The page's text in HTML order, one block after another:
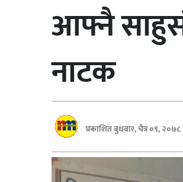
सुदूरपश्चिम
आफ्नै
नाटक
प्रकाशित बुधबार, चैत्र ०९, २०७८